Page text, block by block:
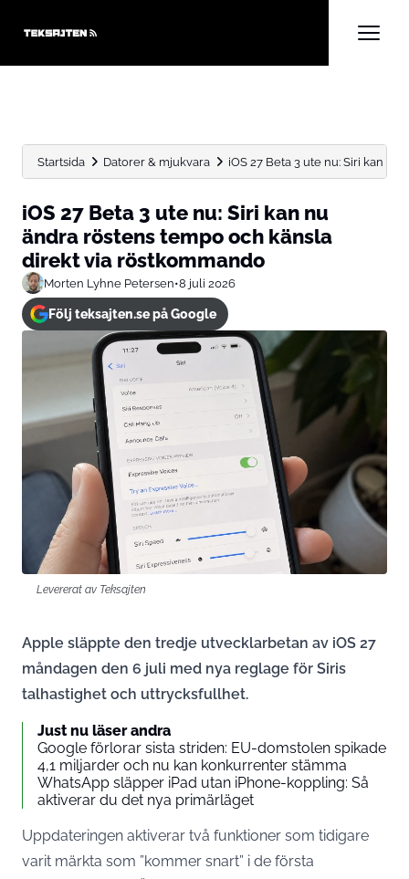
Startsida Datorer & mjukvara iOS 27 Beta 3 ute nu: Siri kan nu
iOS 27 Beta 3 ute nu: Siri kan nu
ändra röstens tempo och känsla
direkt via röstkommando
Morten Lyhne Petersen•8 juli 2026
Följ teksajten.se på Google
Levererat av Teksajten
Apple släppte den tredje utvecklarbetan av iOS 27
måndagen den 6 juli med nya reglage för Siris
talhastighet och uttrycksfullhet.
Just nu läser andra
Google förlorar sista striden: EU-domstolen spikade
4,1 miljarder och nu kan konkurrenter stämma
WhatsApp släpper iPad utan iPhone-koppling: Så
aktiverar du det nya primärläget
Uppdateringen aktiverar två funktioner som tidigare
varit märkta som ”kommer snart” i de första